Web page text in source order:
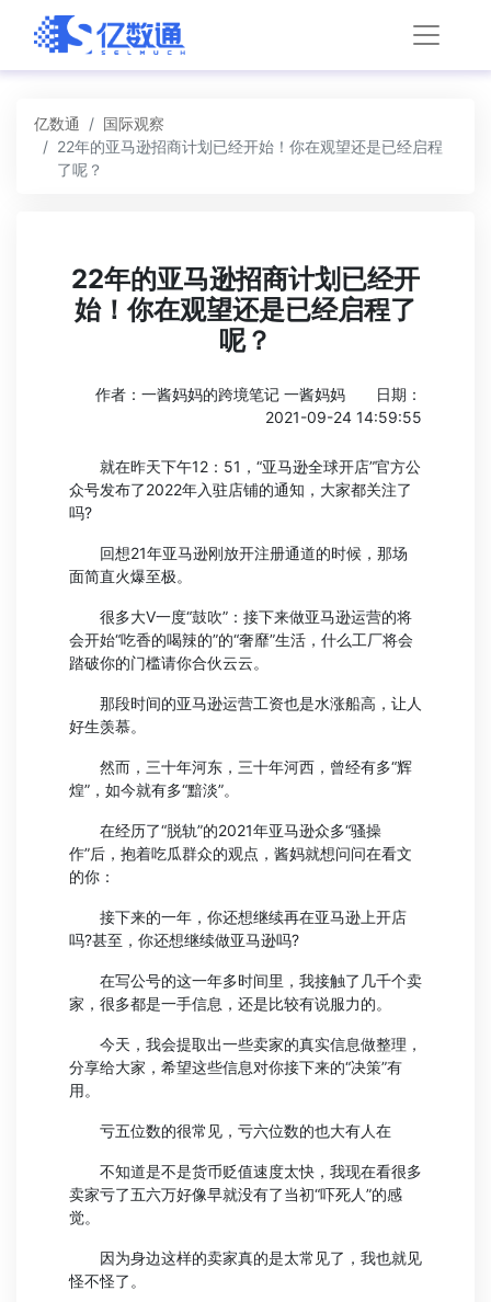
亿数通
国际观察
22年的亚马逊招商计划已经开始！你在观望还是已经启程
了呢？
22年的亚马逊招商计划已经开
始！你在观望还是已经启程了
呢？
作者：一酱妈妈的跨境笔记 一酱妈妈
日期：
2021-09-24 14:59:55
就在昨天下午12：51，“亚马逊全球开店”官方公
众号发布了2022年入驻店铺的通知，大家都关注了
吗?
回想21年亚马逊刚放开注册通道的时候，那场
面简直火爆至极。
很多大V一度“鼓吹”：接下来做亚马逊运营的将
会开始“吃香的喝辣的”的“奢靡”生活，什么工厂将会
踏破你的门槛请你合伙云云。
那段时间的亚马逊运营工资也是水涨船高，让人
好生羡慕。
然而，三十年河东，三十年河西，曾经有多“辉
煌”，如今就有多“黯淡”。
在经历了“脱轨”的2021年亚马逊众多“骚操
作”后，抱着吃瓜群众的观点，酱妈就想问问在看文
的你：
接下来的一年，你还想继续再在亚马逊上开店
吗?甚至，你还想继续做亚马逊吗?
在写公号的这一年多时间里，我接触了几千个卖
家，很多都是一手信息，还是比较有说服力的。
今天，我会提取出一些卖家的真实信息做整理，
分享给大家，希望这些信息对你接下来的“决策”有
用。
亏五位数的很常见，亏六位数的也大有人在
不知道是不是货币贬值速度太快，我现在看很多
卖家亏了五六万好像早就没有了当初“吓死人”的感
觉。
因为身边这样的卖家真的是太常见了，我也就见
怪不怪了。